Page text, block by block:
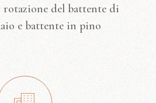
del battente di
e battente in pino